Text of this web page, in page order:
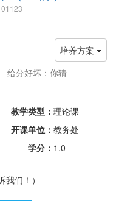
培养方案
给分好坏：你猜
教学类型： 理论课
开课单位： 教务处
学分： 1.0
我们！）